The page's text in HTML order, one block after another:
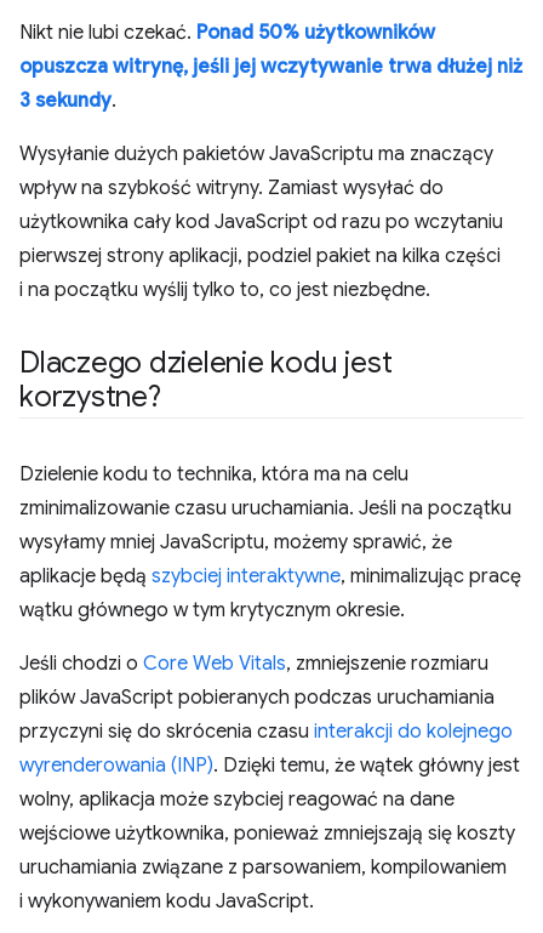
Nikt nie lubi czekać. Ponad 50% użytkowników
opuszcza witrynę, jeśli jej wczytywanie trwa dłużej niż
3 sekundy.
Wysyłanie dużych pakietów JavaScriptu ma znaczący
wpływ na szybkość witryny. Zamiast wysyłać do
użytkownika cały kod JavaScript od razu po wczytaniu
pierwszej strony aplikacji, podziel pakiet na kilka części
i na początku wyślij tylko to, co jest niezbędne.
Dlaczego dzielenie kodu jest
korzystne?
Dzielenie kodu to technika, która ma na celu
zminimalizowanie czasu uruchamiania. Jeśli na początku
wysyłamy mniej JavaScriptu, możemy sprawić, że
aplikacje będą szybciej interaktywne, minimalizując pracę
wątku głównego w tym krytycznym okresie.
Jeśli chodzi o Core Web Vitals, zmniejszenie rozmiaru
plików JavaScript pobieranych podczas uruchamiania
przyczyni się do skrócenia czasu interakcji do kolejnego
wyrenderowania (INP). Dzięki temu, że wątek główny jest
wolny, aplikacja może szybciej reagować na dane
wejściowe użytkownika, ponieważ zmniejszają się koszty
uruchamiania związane z parsowaniem, kompilowaniem
i wykonywaniem kodu JavaScript.